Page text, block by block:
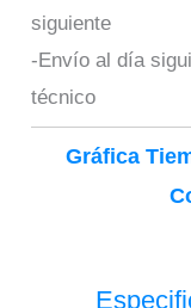
siguiente
-Envío al día
técnico
Gráfica